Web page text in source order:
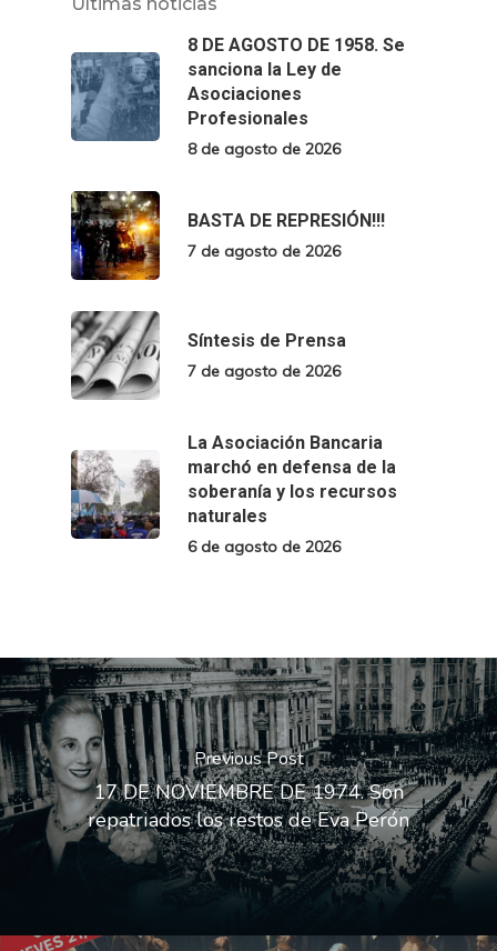
8 DE AGOSTO DE 1958. Se
sanciona la Ley de
Asociaciones
Profesionales
8 de agosto de 2026
BASTA DE REPRESIÓN!!!
7 de agosto de 2026
Síntesis de Prensa
7 de agosto de 2026
La Asociación Bancaria
marchó en defensa de la
soberanía y los recursos
naturales
6 de agosto de 2026
Previous Post
17 DE NOVIEMBRE DE 1974. Son
repatriados los restos de Eva Perón